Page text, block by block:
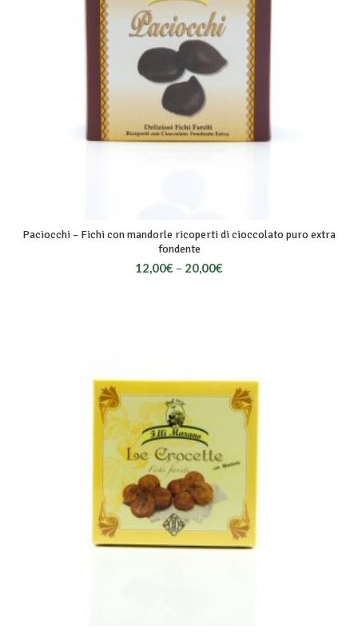
Paciocchi – Fichi con mandorle ricoperti di cioccolato puro extra
fondente
12,00€ – 20,00€